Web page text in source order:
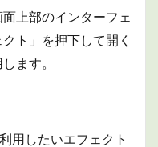
上部のインターフェ
ト」を押下して開く
ます。
用したいエフェクト